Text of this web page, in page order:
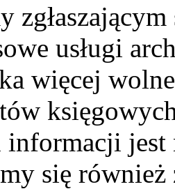
usługi
więcej
jest
się